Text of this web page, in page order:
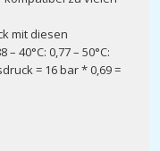
mit diesen
40°C: 0,77 – 50°C:
= 16 bar * 0,69 =